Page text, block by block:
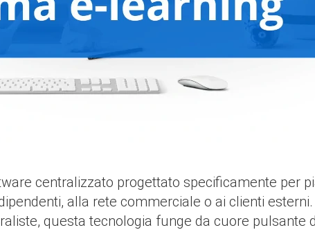
centralizzato progettato specificamente per
alla rete commerciale o ai clienti
questa tecnologia funge da cuore pulsante